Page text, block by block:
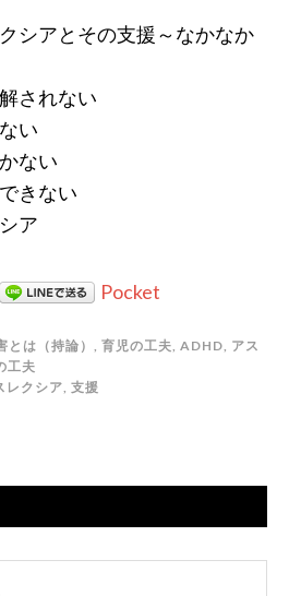
シアとその支援～なかなか
されない
い
ない
きない
ア
Pocket
とは（持論） , 育児の工夫, ADHD, アス
工夫
レクシア, 支援